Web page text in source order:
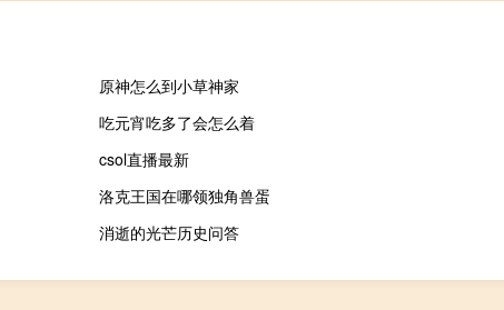
原神怎么到小草神家
吃元宵吃多了会怎么着
csol直播最新
洛克王国在哪领独角兽蛋
消逝的光芒历史问答